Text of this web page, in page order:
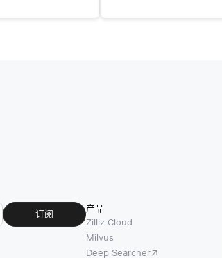
订阅
产品
Zilliz Cloud
Milvus
Deep Searcher